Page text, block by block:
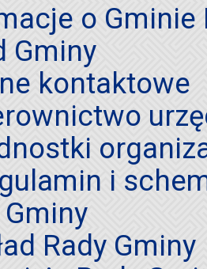
o Gminie
Gminy
kontaktowe
i
Gminy
Rady Gminy